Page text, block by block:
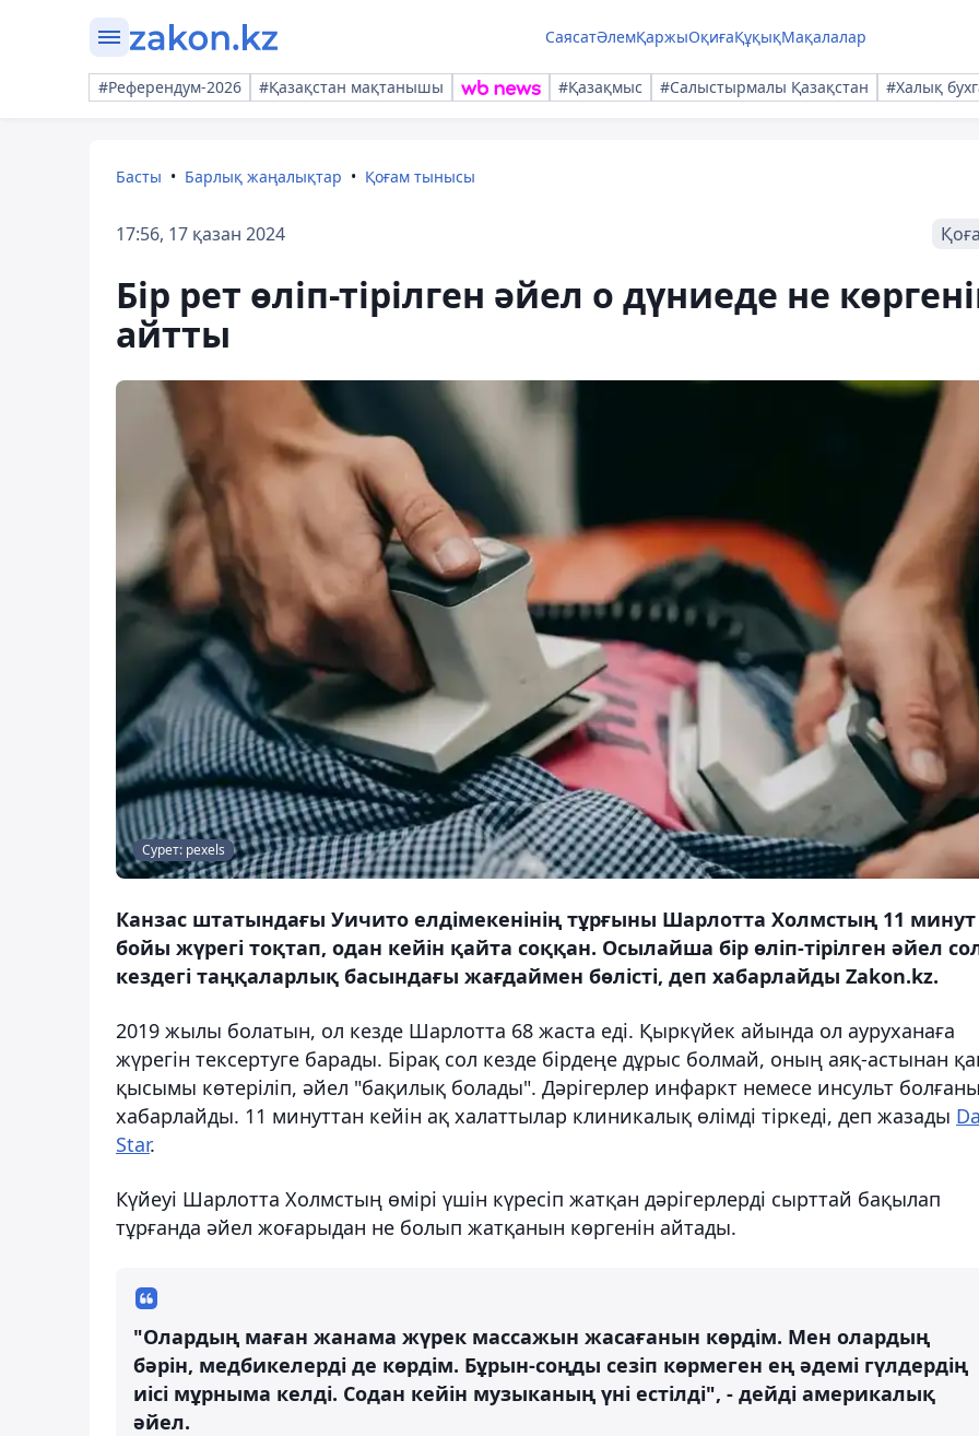
СаясатӘлемҚаржыОқиғаҚұқықМақалалар
#Референдум-2026 #Қазақстан мақтанышы #Қазақмыс #Салыстырмалы Қазақстан #Халық
Басты Барлық жаңалықтар Қоғам тынысы
17:56, 17 қазан 2024
Бір рет өліп-тірілген әйел о дүниеде не
айтты
Сурет: pexels
Канзас штатындағы Уичито елдімекенінің тұрғыны Шарлотта Холмстың 11 минут
бойы жүрегі тоқтап, одан кейін қайта соққан. Осылайша бір өліп-тірілген әйел
кездегі таңқаларлық басындағы жағдаймен бөлісті, деп хабарлайды Zakon.kz.
2019 жылы болатын, ол кезде Шарлотта 68 жаста еді. Қыркүйек айында ол ауруханаға
жүрегін тексертуге барады. Бірақ сол кезде бірдеңе дұрыс болмай, оның аяқ-астынан
қысымы көтеріліп, әйел "бақилық болады". Дәрігерлер инфаркт немесе инсульт
хабарлайды. 11 минуттан кейін ақ халаттылар клиникалық өлімді тіркеді, деп жазады
Star.
Күйеуі Шарлотта Холмстың өмірі үшін күресіп жатқан дәрігерлерді сырттай бақылап
тұрғанда әйел жоғарыдан не болып жатқанын көргенін айтады.
"Олардың маған жанама жүрек массажын жасағанын көрдім. Мен олардың
бәрін, медбикелерді де көрдім. Бұрын-соңды сезіп көрмеген ең әдемі гүлдердің
иісі мұрныма келді. Содан кейін музыканың үні естілді", - дейді америкалық
әйел.